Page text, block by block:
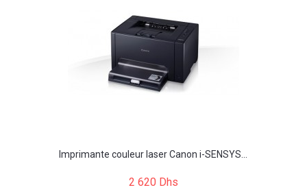
Imprimante couleur laser Canon i-SENSYS...
2 620 Dhs